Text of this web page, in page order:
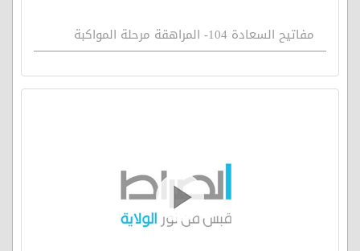
مفاتيح السعادة 104- المراهقة مرحلة المواكبة